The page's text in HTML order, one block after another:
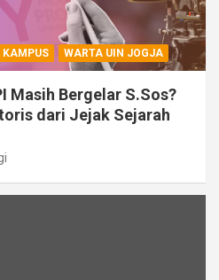
KAMPUS WARTA UIN JOGJA
Masih Bergelar S.Sos?
dari Jejak Sejarah